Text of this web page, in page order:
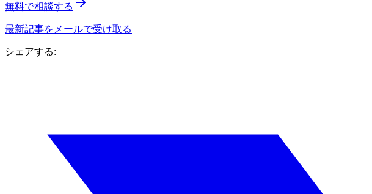
無料で相談する
最新記事をメールで受け取る
シェアする: